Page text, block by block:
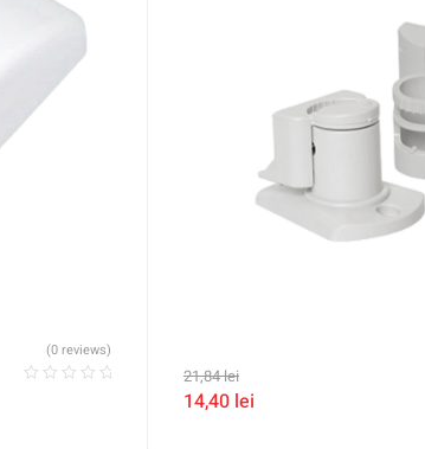
(0 reviews)
21,84lei
14,40 lei